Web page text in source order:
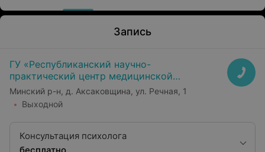
Запись
ГУ «Республиканский научно-
практический центр медицинской
экспертизы и реабилитаци»
Минский р-н, д. Аксаковщина, ул. Речная, 1
Выходной
Консультация психолога